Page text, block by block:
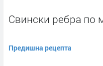
Свински ребра по
Предишна рецепта